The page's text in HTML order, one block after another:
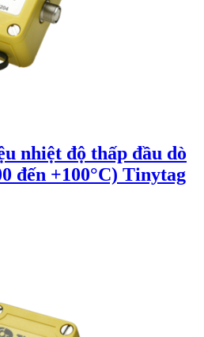
nhiệt độ thấp đầu dò
đến +100°C) Tinytag